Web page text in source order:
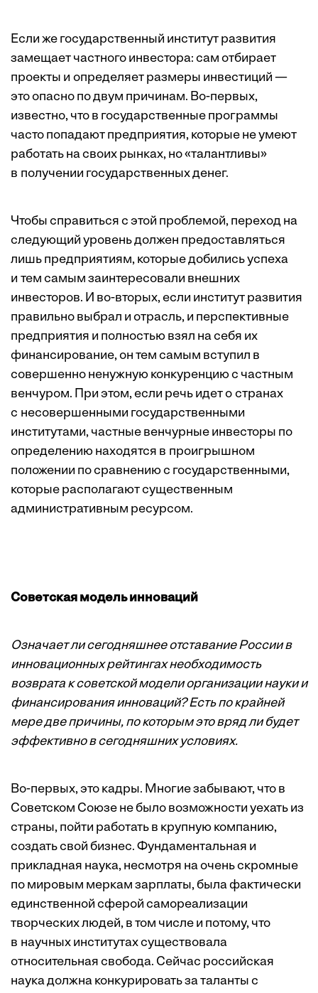
Если же государственный институт развития
замещает частного инвестора: сам отбирает
проекты и определяет размеры инвестиций —
это опасно по двум причинам. Во-первых,
известно, что в государственные программы
часто попадают предприятия, которые не умеют
работать на своих рынках, но «талантливы»
в получении государственных денег.
Чтобы справиться с этой проблемой, переход на
следующий уровень должен предоставляться
лишь предприятиям, которые добились успеха
и тем самым заинтересовали внешних
инвесторов. И во-вторых, если институт развития
правильно выбрал и отрасль, и перспективные
предприятия и полностью взял на себя их
финансирование, он тем самым вступил в
совершенно ненужную конкуренцию с частным
венчуром. При этом, если речь идет о странах
с несовершенными государственными
институтами, частные венчурные инвесторы по
определению находятся в проигрышном
положении по сравнению с государственными,
которые располагают существенным
административным ресурсом.
Советская модель инноваций
Означает ли сегодняшнее отставание России в
инновационных рейтингах необходимость
возврата к советской модели организации науки и
финансирования инноваций? Есть по крайней
мере две причины, по которым это вряд ли будет
эффективно в сегодняшних условиях.
Во-первых, это кадры. Многие забывают, что в
Советском Союзе не было возможности уехать из
страны, пойти работать в крупную компанию,
создать свой бизнес. Фундаментальная и
прикладная наука, несмотря на очень скромные
по мировым меркам зарплаты, была фактически
единственной сферой самореализации
творческих людей, в том числе и потому, что
в научных институтах существовала
относительная свобода. Сейчас российская
наука должна конкурировать за таланты с